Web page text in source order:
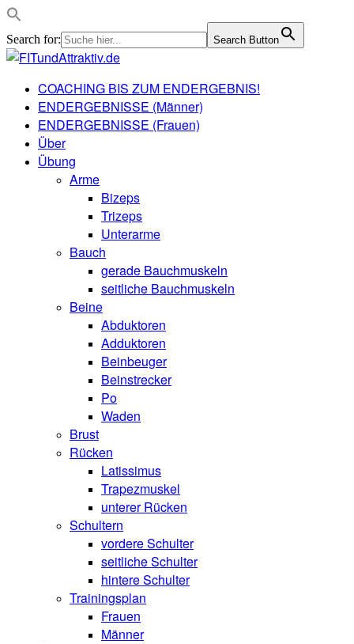
Search for: Search Button
COACHING BIS ZUM ENDERGEBNIS!
ENDERGEBNISSE (Männer)
ENDERGEBNISSE (Frauen)
Über
Übung
Arme
Bizeps
Trizeps
Unterarme
Bauch
gerade Bauchmuskeln
seitliche Bauchmuskeln
Beine
Abduktoren
Adduktoren
Beinbeuger
Beinstrecker
Po
Waden
Brust
Rücken
Latissimus
Trapezmuskel
unterer Rücken
Schultern
vordere Schulter
seitliche Schulter
hintere Schulter
Trainingsplan
Frauen
Männer